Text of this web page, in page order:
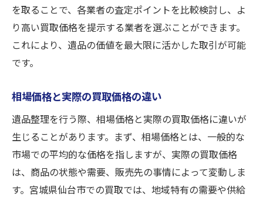
を取ることで、各業者の査定ポイントを比較検討し、よ
り高い買取価格を提示する業者を選ぶことができます。
これにより、遺品の価値を最大限に活かした取引が可能
です。
相場価格と実際の買取価格の違い
遺品整理を行う際、相場価格と実際の買取価格に違いが
生じることがあります。まず、相場価格とは、一般的な
市場での平均的な価格を指しますが、実際の買取価格
は、商品の状態や需要、販売先の事情によって変動しま
す。宮城県仙台市での買取では、地域特有の需要や供給